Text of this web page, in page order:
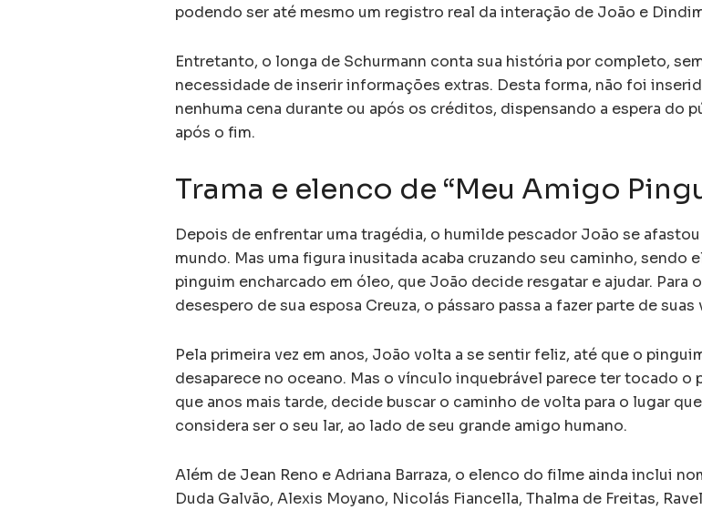
podendo ser até mesmo um registro real da interação de João e
Entretanto, o longa de Schurmann conta sua história por completo,
necessidade de inserir informações extras. Desta forma, não foi
nenhuma cena durante ou após os créditos, dispensando a espera do
após o fim.
Trama e elenco de “Meu Amigo
Depois de enfrentar uma tragédia, o humilde pescador João se
mundo. Mas uma figura inusitada acaba cruzando seu caminho, sendo
pinguim encharcado em óleo, que João decide resgatar e ajudar. Para o
desespero de sua esposa Creuza, o pássaro passa a fazer parte de suas
Pela primeira vez em anos, João volta a se sentir feliz, até que o
desaparece no oceano. Mas o vínculo inquebrável parece ter tocado o
que anos mais tarde, decide buscar o caminho de volta para o lugar
considera ser o seu lar, ao lado de seu grande amigo humano.
Além de Jean Reno e Adriana Barraza, o elenco do filme ainda inclui
Duda Galvão, Alexis Moyano, Nicolás Fiancella, Thalma de Freitas,